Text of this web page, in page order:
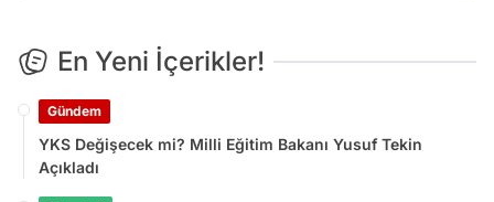
En Yeni İçerikler!
Gündem
YKS Değişecek mi? Milli Eğitim Bakanı Yusuf Tekin
Açıkladı